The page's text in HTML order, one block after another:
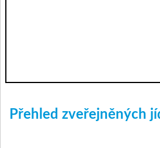
Přehled zveřejněných